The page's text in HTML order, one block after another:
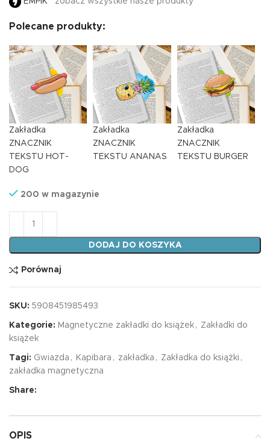
Polecane produkty:
Zakładka
ZNACZNIK
TEKSTU HOT-
DOG
Zakładka
ZNACZNIK
TEKSTU ANANAS
Zakładka
ZNACZNIK
TEKSTU BURGER
200 w magazynie
DODAJ DO KOSZYKA
Porównaj
SKU: 5908451985493
Kategorie: Magnetyczne zakładki do książek , Zakładki do
książek
Tagi: Gwiazda , Kapibara , zakładka , Zakładka do książki ,
zakładka magnetyczna
Share:
OPIS